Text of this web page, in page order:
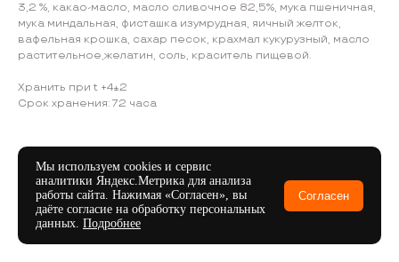
Мы используем cookies и сервис
аналитики Яндекс.Метрика для анализа
работы сайта. Нажимая «Согласен», вы
даёте согласие на обработку персональных
данных. Подробнее
Согласен
3,2 %, какао-масло, масло сливочное 82,5%, мука пшеничная,
мука миндальная, фисташка изумрудная, яичный желток,
вафельная крошка, сахар песок, крахмал кукурузный, масло
растительное,желатин, соль, краситель пищевой.
Хранить при t +4±2
Срок хранения: 72 часа